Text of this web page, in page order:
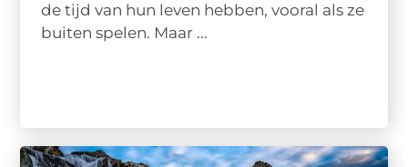
de tijd van hun leven hebben, vooral als ze
buiten spelen. Maar ...